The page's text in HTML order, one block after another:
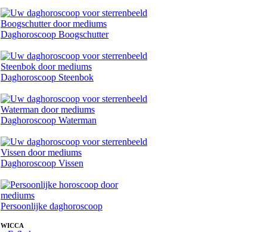
Daghoroscoop Boogschutter
Daghoroscoop Steenbok
Daghoroscoop Waterman
Daghoroscoop Vissen
Persoonlijke daghoroscoop
WICCA